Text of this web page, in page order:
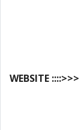
WEBSITE ::::>>>